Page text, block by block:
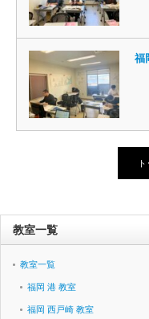
福
教室一覧
教室一覧
福岡 港 教室
福岡 西戸崎 教室